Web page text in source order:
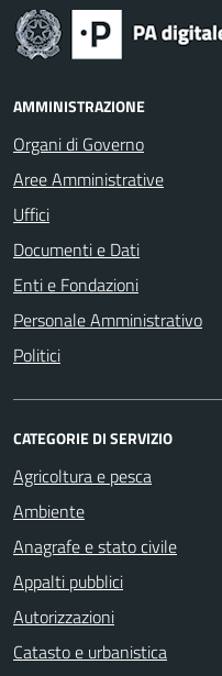
AMMINISTRAZIONE
Organi di Governo
Aree Amministrative
Uffici
Documenti e Dati
Enti e Fondazioni
Personale Amministrativo
Politici
CATEGORIE DI SERVIZIO
Agricoltura e pesca
Ambiente
Anagrafe e stato civile
Appalti pubblici
Autorizzazioni
Catasto e urbanistica